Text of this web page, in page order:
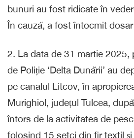
bunuri au fost ridicate în
În cauză, a fost întocmit
2. La data de 31 martie 2025,
de Poliție ‘Delta Dunării’ au
pe canalul Litcov, în
Murighiol, județul Tulcea,
întors de la activitatea de
folosind 15 setci din fir textil